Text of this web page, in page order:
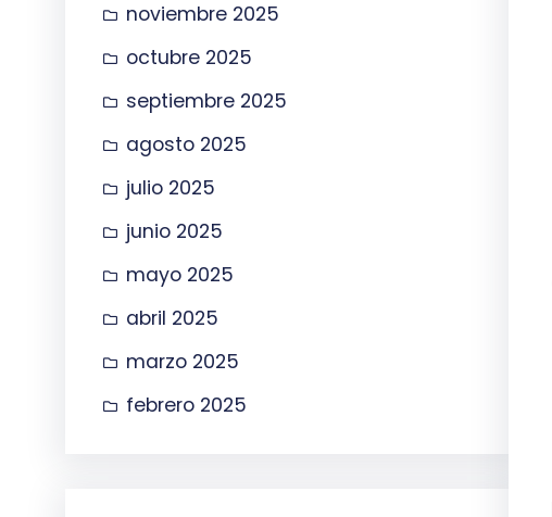
noviembre 2025
octubre 2025
septiembre 2025
agosto 2025
julio 2025
junio 2025
mayo 2025
abril 2025
marzo 2025
febrero 2025